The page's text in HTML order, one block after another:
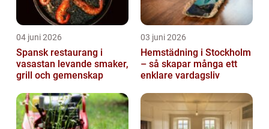
04 juni 2026
Spansk restaurang i
vasastan levande smaker,
grill och gemenskap
03 juni 2026
Hemstädning i Stockholm
– så skapar många ett
enklare vardagsliv